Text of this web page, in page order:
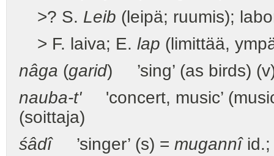
>? S. Leib (leipä; ruumis);
> F. laiva; E. lap (limittää,
nâga (garid) ’sing’ (as birds)
nauba-t''concert, music’
(soittaja)
śâdî ’singer’ (s) = mugannî